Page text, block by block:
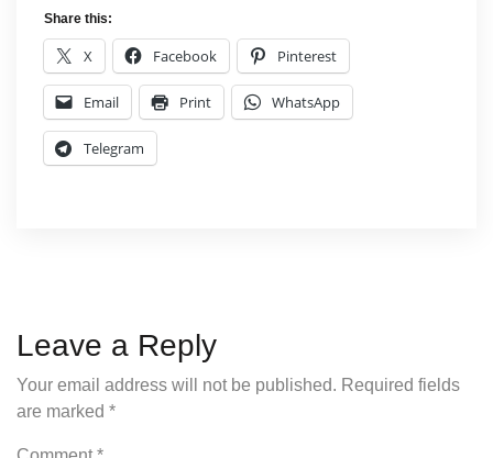
Share this:
X Facebook Pinterest
Email Print WhatsApp
Telegram
Leave a Reply
Your email address will not be published. Required fields
are marked *